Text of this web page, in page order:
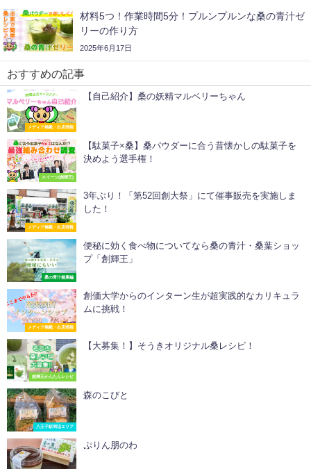
材料5つ！作業時間5分！プルンプルンな桑の青汁ゼ
リーの作り方
2025年6月17日
おすすめの記事
メディア掲載・出店情報
【自己紹介】桑の妖精マルベリーちゃん
スイーツ(創輝王)
【駄菓子×桑】桑パウダーに合う昔懐かしの駄菓子を
決めよう選手権！
メディア掲載・出店情報
3年ぶり！「第52回創大祭」にて催事販売を実施しま
した！
桑の青汁健康編
便秘に効く食べ物についてなら桑の青汁・桑葉ショッ
プ「創輝王」
メディア掲載・出店情報
創価大学からのインターン生が超実践的なカリキュラ
ムに挑戦！
創輝王かんたんレシピ
【大募集！】そうきオリジナル桑レシピ！
八王子駅周辺エリア
森のこびと
ぷりん朋のわ